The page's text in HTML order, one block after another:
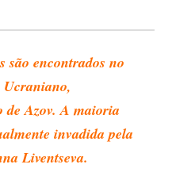
são encontrados no
Azov. A maioria
invadida pela
Liventseva.